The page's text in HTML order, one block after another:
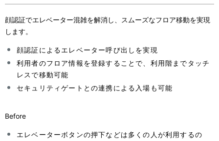
顔認証でエレベーター混雑を解消し、スムーズなフロア移動を実現
します。
顔認証によるエレベーター呼び出しを実現
利用者のフロア情報を登録することで、利用階までタッチ
レスで移動可能
セキュリティゲートとの連携による入場も可能
Before
エレベーターボタンの押下などは多くの人が利用するの